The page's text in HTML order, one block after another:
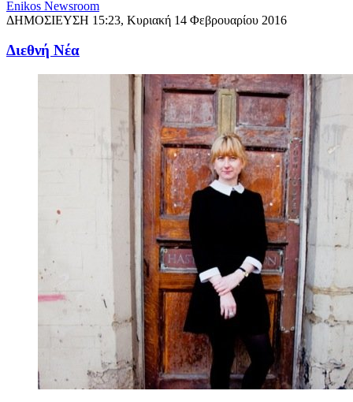
Enikos Newsroom
ΔΗΜΟΣΙΕΥΣΗ 15:23, Κυριακή 14 Φεβρουαρίου 2016
Διεθνή Νέα